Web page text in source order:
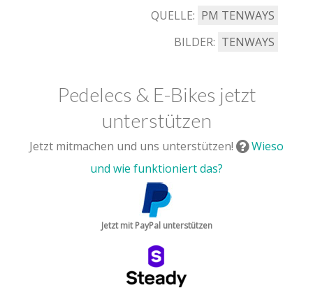
QUELLE: PM TENWAYS
BILDER: TENWAYS
Pedelecs & E-Bikes jetzt
unterstützen
Jetzt mitmachen und uns unterstützen!
Wieso
und wie funktioniert das?
Jetzt mit PayPal unterstützen